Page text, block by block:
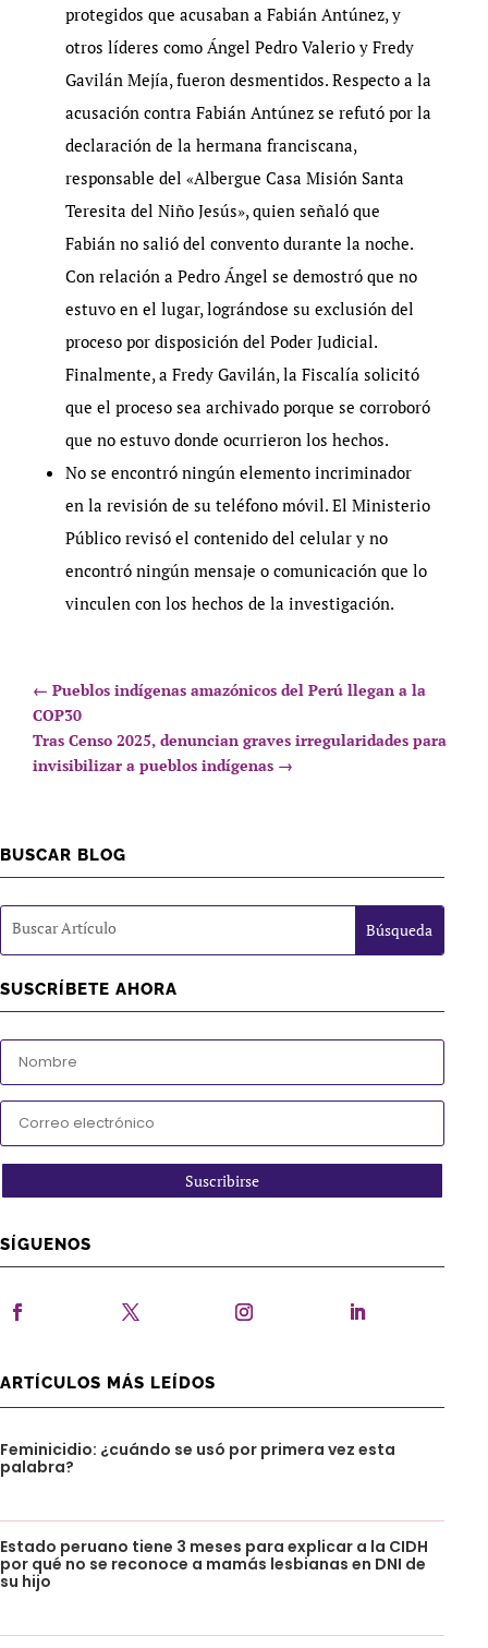
protegidos que acusaban a Fabián Antúnez, y
otros líderes como Ángel Pedro Valerio y Fredy
Gavilán Mejía, fueron desmentidos. Respecto a la
acusación contra Fabián Antúnez se refutó por la
declaración de la hermana franciscana,
responsable del «Albergue Casa Misión Santa
Teresita del Niño Jesús», quien señaló que
Fabián no salió del convento durante la noche.
Con relación a Pedro Ángel se demostró que no
estuvo en el lugar, lográndose su exclusión del
proceso por disposición del Poder Judicial.
Finalmente, a Fredy Gavilán, la Fiscalía solicitó
que el proceso sea archivado porque se corroboró
que no estuvo donde ocurrieron los hechos.
No se encontró ningún elemento incriminador
en la revisión de su teléfono móvil. El Ministerio
Público revisó el contenido del celular y no
encontró ningún mensaje o comunicación que lo
vinculen con los hechos de la investigación.
← Pueblos indígenas amazónicos del Perú llegan a la
COP30
Tras Censo 2025, denuncian graves irregularidades para
invisibilizar a pueblos indígenas →
BUSCAR BLOG
SUSCRÍBETE AHORA
Suscribirse
SÍGUENOS
ARTÍCULOS MÁS LEÍDOS
Feminicidio: ¿cuándo se usó por primera vez esta
palabra?
Estado peruano tiene 3 meses para explicar a la CIDH
por qué no se reconoce a mamás lesbianas en DNI de
su hijo